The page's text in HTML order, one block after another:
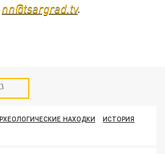
nn@tsargrad.tv.
НАХОДКИ
ИСТОРИЯ